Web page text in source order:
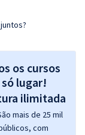
os cursos
lugar!
mais de 25 mil
com